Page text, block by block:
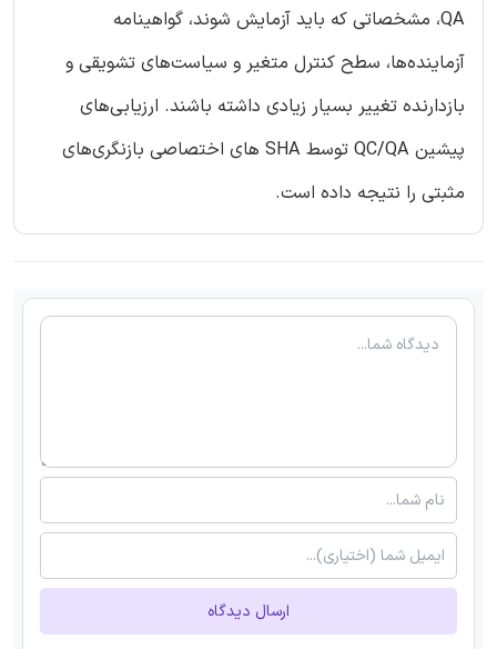
QA، مشخصاتی که باید آزمایش شوند، گواهینامه
آزماینده‌ها، سطح کنترل متغیر و سیاست‌های تشویقی و
بازدارنده تغییر بسیار زیادی داشته باشند. ارزیابی‌های
پیشین QC/QA توسط SHA های اختصاصی بازنگری‌های
مثبتی را نتیجه داده است.
ارسال دیدگاه